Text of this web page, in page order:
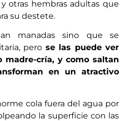
otras hembras adultas que
su destete.
manadas sino que se
pero se las puede ver
madre-cría, y como saltan
en un atractivo
cola fuera del agua por
la superficie con las